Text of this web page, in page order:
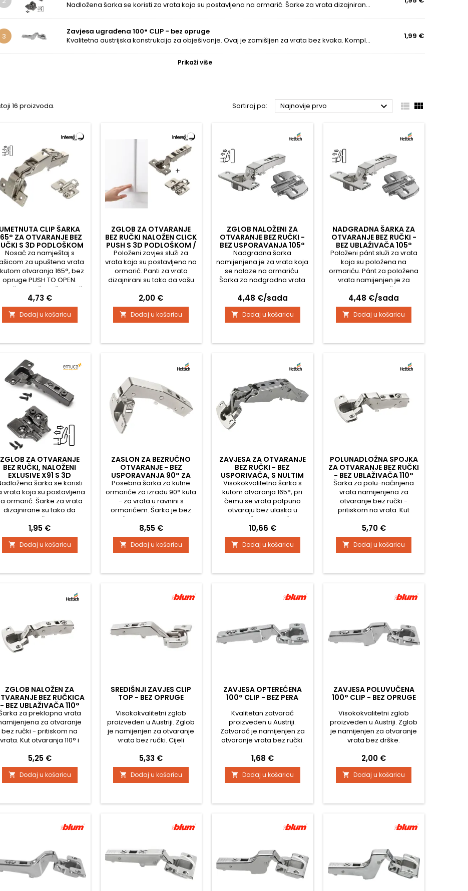
Nadložena šarka se koristi za vrata koja su postavljena na ormarić. Šarke za vrata dizajnirane su tako da opreme vašu kuhinju, garderobu, dnevni boravak, kupaonski i uredski namještaj najvišom kvalitetom po najboljoj cijeni. Šarke nemaju oprugu,...
3
Zavjesa ugrađena 100° CLIP - bez opruge
Kvalitetna austrijska konstrukcija za obješivanje. Ovaj je zamišljen za vrata bez kvaka. Kompletno metalna konstrukcija, niklirana Podešavanje nagiba u tri smjera Udobno podešavanje dubine vijkom Montaža i demontaža vrata kućišta bez upotrebe...
1,99 €
Prikaži više
16 proizvoda. Sortiraj po: Najnovije prvo   
UMETNUTA CLIP ŠARKA
ZA OTVARANJE BEZ
S 3D PODLOŠKOM
Nosač za namještaj s
za upuštena vrata
otvaranja 165°, bez
opruge PUSH TO OPEN.
Nosač je upušten, što znači
da su vrata postavljena
unutar ormarića. Nosač je
opremljen lijevanim
polugastim mehanizmom
podloške. Ruka
ekscentrični vijak s velikim
rasponom za jednostavno
podešavanje...
Cijena
4,73 €
 Dodaj u košaricu
ZGLOB ZA OTVARANJE
BEZ RUČKI NALOŽEN CLICK
PUSH S 3D PODLOŠKOM /
NIKAL
Položeni zavjes služi za
vrata koja su postavljena na
ormarić. Panti za vrata
dizajnirani su tako da vašu
boravak, kupaonski i
uredski namještaj opreme
vrhunskom kvalitetom po
najboljoj cijeni. Zavjesi
koriste za vrata koja se
potrebno je dodatno kupiti
Cijena
2,00 €
 Dodaj u košaricu
ZGLOB NALOŽENI ZA
OTVARANJE BEZ RUČKI -
BEZ USPORAVANJA 105°
NOVISYS 52
Nadgradna šarka
namijenjena je za vrata koja
se nalaze na ormariću.
Šarka za nadgradna vrata
bez ručki – pritiskom na
vrata. Kut otvaranja je 105°,
a razmak rupa za
pričvršćivanje šarke iznosi
amortizerom koji osigurava
potrebno prethodno izbušiti
otvor...
Cijena
4,48 €/sada
 Dodaj u košaricu
NADGRADNA ŠARKA ZA
OTVARANJE BEZ RUČKI -
BEZ UBLAŽIVAČA 105°
NOVISYS 45
Položeni pánt služi za vrata
koja su položena na
ormariću. Pánt za položena
vrata namijenjen je za
otvaranje bez ručkica -
pritiskom na vrata. Kut
otvaranja je 105°, a razmak
rupa za pričvršćivanje
panta je 45 mm. Opremljeni
omogućuje tiho i lagano
unaprijed izbušiti otvor od
Cijena
4,48 €/sada
 Dodaj u košaricu
ZGLOB ZA OTVARANJE
BEZ RUČKI, NALOŽENI
EXLUSIVE X91 S 3D
PODLOŽKOM / TITAN
šarka se koristi
vrata koja su postavljena
ormarić. Šarke za vrata
dizajnirane su tako da
opreme vašu kuhinju,
dnevni boravak,
kupaonski i uredski
namještaj najvišom
kvalitetom po najboljoj
oprugu, što ih čini
na pritisak i nemaju
ručkicu. U tom slučaju
Cijena
1,95 €
 Dodaj u košaricu
ZASLON ZA BEZRUČNO
OTVARANJE - BEZ
USPORAVANJA 90° ZA
SLIJEPI KUT SENSYS W90
Posebna šarka za kutne
ormariće za izradu 90° kuta
- za vrata u ravnini s
ormarićem. Šarka je bez
ublažavanja i namijenjena
je za otvaranje bez ručki,
potrebno je dodatno kupiti
podlogu. Udaljenost rupa
za bušenje šalice šarke je
Potpuno metalna šarka,
podešavanje dubine
Cijena
8,55 €
 Dodaj u košaricu
ZAVJESA ZA OTVARANJE
BEZ RUČKI - BEZ
USPORIVAČA, S NULTIM
PREVJESOM 165°
Visokokvalitetna šarka s
kutom otvaranja 165°, pri
čemu se vrata potpuno
otvaraju bez ulaska u
korpus, što omogućuje
korištenje šarke i za
ormariće s unutarnjim
ladicama. Šarka je
namijenjena za vrata bez
pritiskom na vrata.
fronta u tri smjera Udobno
Cijena
10,66 €
 Dodaj u košaricu
POLUNADLOŽNA SPOJKA
ZA OTVARANJE BEZ RUČKI
- BEZ UBLAŽIVAČA 110°
SENSYS
Šarka za polu-načinjena
vrata namijenjena za
otvaranje bez ručki -
pritiskom na vrata. Kut
za pričvršćivanje šarke 52
mm Za šarku je potrebno
dodatno kupiti podložak.
Namijenjena za debljinu
čašice 12,8 mm
Cijena
5,70 €
 Dodaj u košaricu
ZGLOB NALOŽEN ZA
BEZ RUČKICA
- BEZ UBLAŽIVAČA 110°
SENSYS
za preklopna vrata
za otvaranje
bez ručki - pritiskom na
vrata. Kut otvaranja 110° i
pričvršćivanje šarke 52 mm
Uz šarku je potrebno
dodatno kupiti podložak.
Namijenjena za debljinu
čašice 12,8 mm
Cijena
5,25 €
 Dodaj u košaricu
SREDIŠNJI ZAVJES CLIP
TOP - BEZ OPRUGE
Visokokvalitetni zglob
proizveden u Austriji. Zglob
je namijenjen za otvaranje
vrata bez ručki. Cijeli
metalni zglob, pocinčan
Podešavanja glave u tri
smjera Komforno
podešavanje dubine
pomoću odvijača Montaža i
bez upotrebe alata Bez
Cijena
5,33 €
 Dodaj u košaricu
ZAVJESA OPTEREĆENA
100° CLIP - BEZ PERA
Kvalitetan zatvarač
proizveden u Austriji.
Zatvarač je namijenjen za
otvaranje vrata bez ručki.
Cijeli metalni zatvarač,
pocinčan Postavke vrha u tri
smjera Komfortna dubinska
postavka s upotrebom
odvijača Montaža i
bez upotrebe alata Bez
Cijena
1,68 €
 Dodaj u košaricu
ZAVJESA POLUVUČENA
100° CLIP - BEZ OPRUGE
Visokokvalitetni zglob
proizveden u Austriji. Zglob
je namijenjen za otvaranje
vrata bez drške.
pocinčan Podešavanje
glave u tri smjera Komforno
podešavanje dubine
pomoću odvijača Montaža i
bez upotrebe alata Bez
Cijena
2,00 €
 Dodaj u košaricu